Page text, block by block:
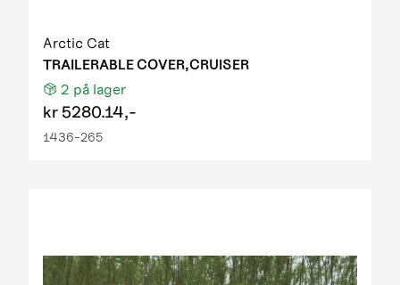
Arctic Cat
TRAILERABLE COVER,CRUISER
2 på lager
kr 5280.14,-
1436-265